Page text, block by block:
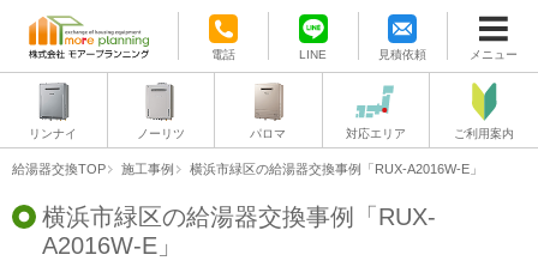
電話 LINE 見積依頼 メニュー
リンナイ ノーリツ パロマ 対応エリア ご利用案内
給湯器交換TOP 施工事例 横浜市緑区の給湯器交換事例「RUX-A2016W-E」
横浜市緑区の給湯器交換事例「RUX-
A2016W-E」